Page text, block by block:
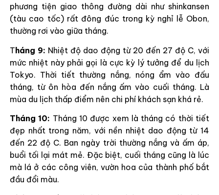
phương tiện giao thông đường dài như shinkansen
(tàu cao tốc) rất đông đúc trong kỳ nghỉ lễ Obon,
thường rơi vào giữa tháng.
Tháng 9: Nhiệt độ dao động từ 20 đến 27 độ C, với
mức nhiệt này phải gọi là cực kỳ lý tưởng để du lịch
Tokyo. Thời tiết thường nắng, nóng ẩm vào đấu
tháng, từ ôn hòa đến nắng ấm vào cuối tháng. Là
mùa du lịch thấp điểm nên chi phí khách sạn khá rẻ.
Tháng 10: Tháng 10 được xem là tháng có thời tiết
đẹp nhất trong năm, với nền nhiệt dao động từ 14
đến 22 độ C. Ban ngày trời thường nắng và ấm áp,
buổi tối lại mát mẻ. Đặc biệt, cuối tháng cũng là lúc
mà lá ở các công viên, vườn hoa của thành phố bắt
đầu đổi màu.